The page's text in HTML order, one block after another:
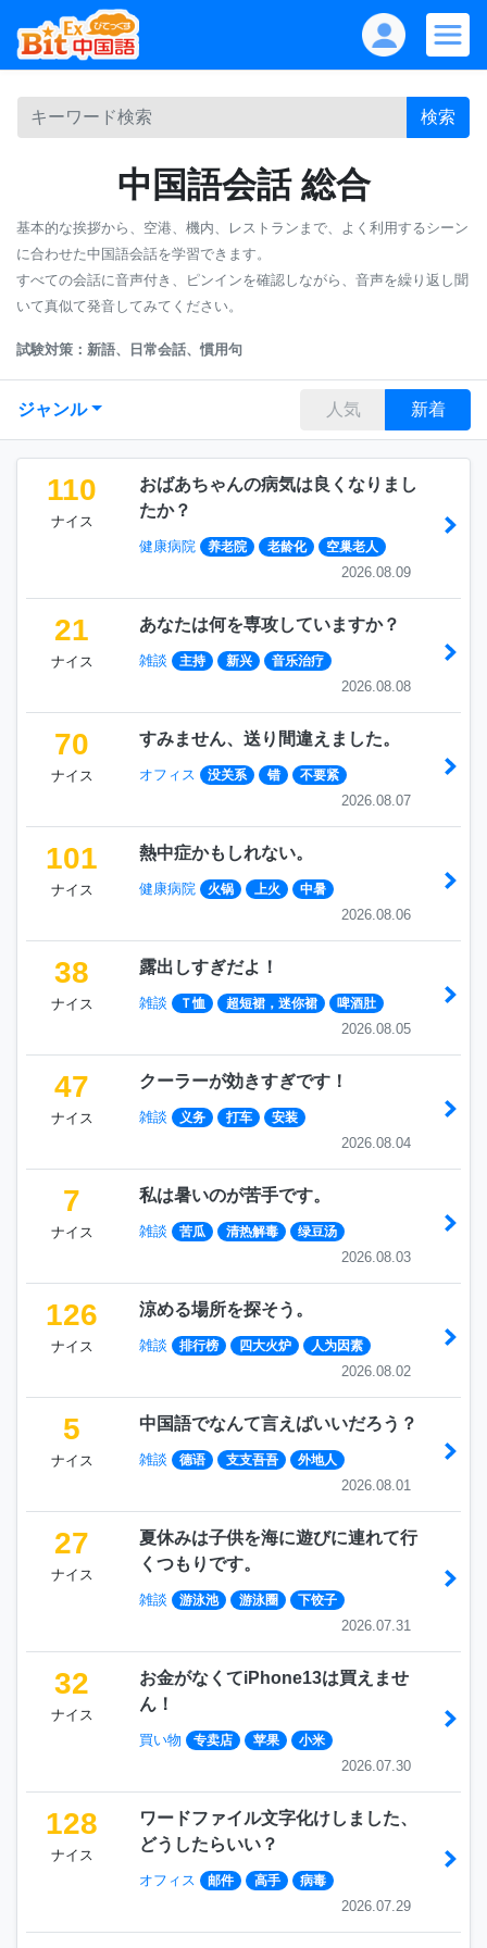
検索
中国語会話 総合
基本的な挨拶から、空港、機内、レストランまで、よく利用するシーン
に合わせた中国語会話を学習できます。
すべての会話に音声付き、ピンインを確認しながら、音声を繰り返し聞
いて真似て発音してみてください。
試験対策：新語、日常会話、慣用句
ジャンル 人気 新着
110
ナイス
おばあちゃんの病気は良くなりまし
たか？
健康病院 养老院 老龄化 空巢老人
2026.08.09
21
ナイス
あなたは何を専攻していますか？
雑談 主持 新兴 音乐治疗
2026.08.08
70
ナイス
すみません、送り間違えました。
オフィス 没关系 错 不要紧
2026.08.07
101
ナイス
熱中症かもしれない。
健康病院 火锅 上火 中暑
2026.08.06
38
ナイス
露出しすぎだよ！
雑談 Ｔ恤 超短裙，迷你裙 啤酒肚
2026.08.05
47
ナイス
クーラーが効きすぎです！
雑談 义务 打车 安装
2026.08.04
7
ナイス
私は暑いのが苦手です。
雑談 苦瓜 清热解毒 绿豆汤
2026.08.03
126
ナイス
涼める場所を探そう。
雑談 排行榜 四大火炉 人为因素
2026.08.02
5
ナイス
中国語でなんて言えばいいだろう？
雑談 德语 支支吾吾 外地人
2026.08.01
27
ナイス
夏休みは子供を海に遊びに連れて行
くつもりです。
雑談 游泳池 游泳圈 下饺子
2026.07.31
32
ナイス
お金がなくてiPhone13は買えませ
ん！
買い物 专卖店 苹果 小米
2026.07.30
128
ナイス
ワードファイル文字化けしました、
どうしたらいい？
オフィス 邮件 高手 病毒
2026.07.29